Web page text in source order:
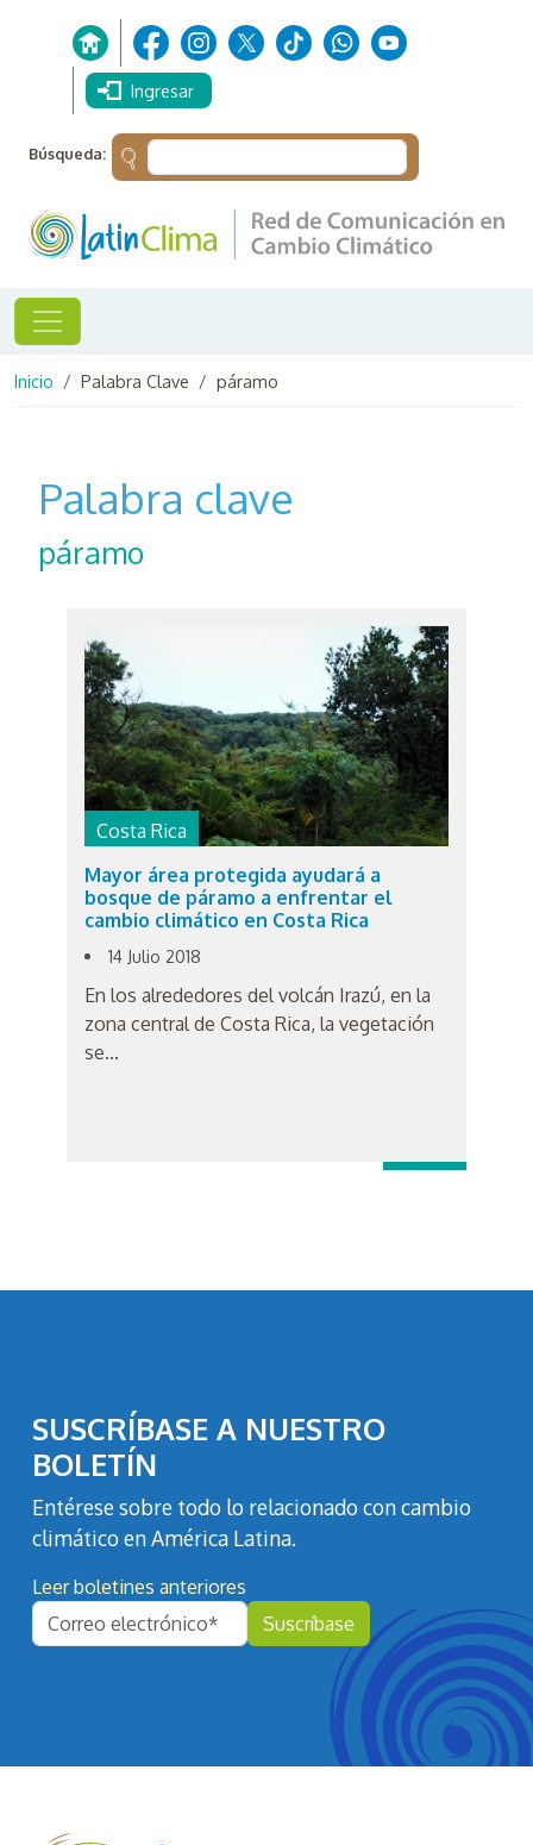
Pasar al contenido principal
Ingresar
Búsqueda:
Ruta de navegación
Inicio Palabra Clave páramo
Palabra clave
páramo
Costa Rica
Mayor área protegida ayudará a
bosque de páramo a enfrentar el
cambio climático en Costa Rica
14 Julio 2018
En los alrededores del volcán Irazú, en la
zona central de Costa Rica, la vegetación
se...
SUSCRÍBASE A NUESTRO
BOLETÍN
Entérese sobre todo lo relacionado con cambio
climático en América Latina.
Leer boletines anteriores